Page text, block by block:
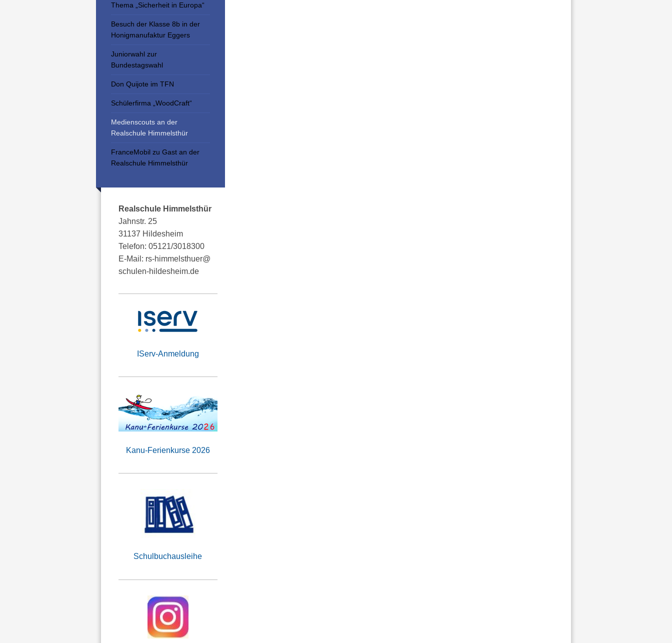
Thema „Sicherheit in Europa“
Besuch der Klasse 8b in der
Honigmanufaktur Eggers
Juniorwahl zur
Bundestagswahl
Don Quijote im TFN
Schülerfirma „WoodCraft“
Medienscouts an der
Realschule Himmelsthür
FranceMobil zu Gast an der
Realschule Himmelsthür
Realschule Himmelsthür
Jahnstr. 25
31137 Hildesheim
Telefon: 05121/3018300
E-Mail: rs-himmelsthuer@
schulen-hildesheim.de
IServ-Anmeldung
Kanu-Ferienkurse 2026
Schulbuchausleihe